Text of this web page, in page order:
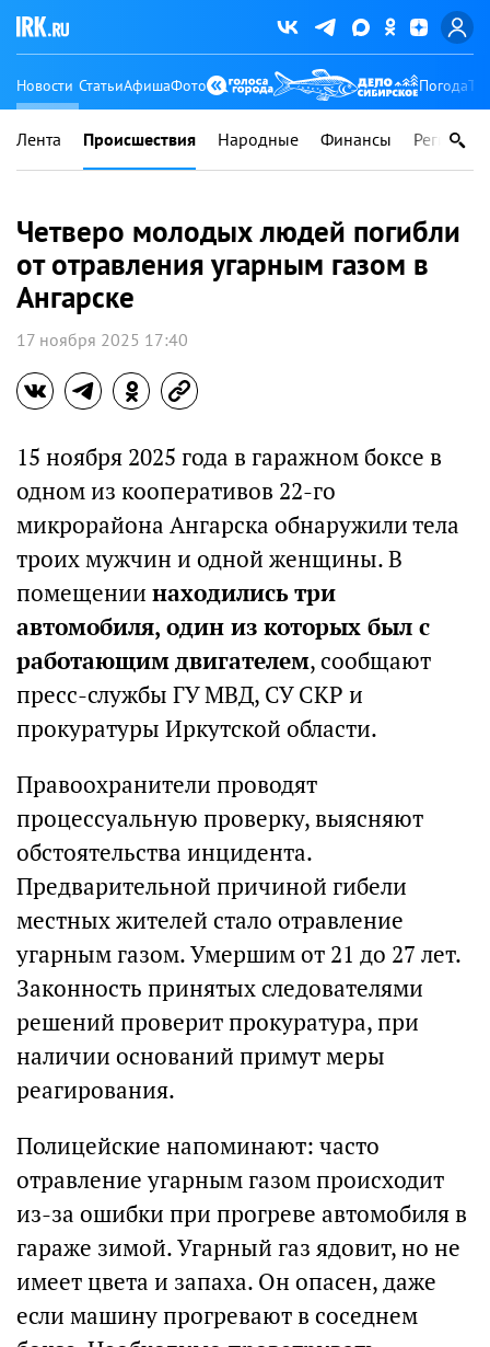
Новости СтатьиАфишаФото Погода
Лента Происшествия Народные Финансы Регионы
Четверо молодых людей погибли
от отравления угарным газом в
Ангарске
17 ноября 2025 17:40
15 ноября 2025 года в гаражном боксе в
одном из кооперативов 22-го
микрорайона Ангарска обнаружили тела
троих мужчин и одной женщины. В
помещении находились три
автомобиля, один из которых был с
работающим двигателем, сообщают
пресс-службы ГУ МВД, СУ СКР и
прокуратуры Иркутской области.
Правоохранители проводят
процессуальную проверку, выясняют
обстоятельства инцидента.
Предварительной причиной гибели
местных жителей стало отравление
угарным газом. Умершим от 21 до 27 лет.
Законность принятых следователями
решений проверит прокуратура, при
наличии оснований примут меры
реагирования.
Полицейские напоминают: часто
отравление угарным газом происходит
из-за ошибки при прогреве автомобиля в
гараже зимой. Угарный газ ядовит, но не
имеет цвета и запаха. Он опасен, даже
если машину прогревают в соседнем